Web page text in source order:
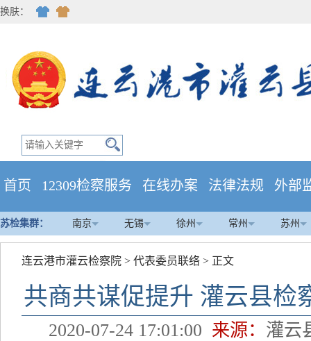
换肤：
首页 12309检察服务 在线办案 法律法规 外部
苏检集群： 南京 无锡 徐州 常州 苏州
连云港市灌云检察院 > 代表委员联络 > 正文
共商共谋促提升 灌云县检
2020-07-24 17:01:00 来源： 灌云